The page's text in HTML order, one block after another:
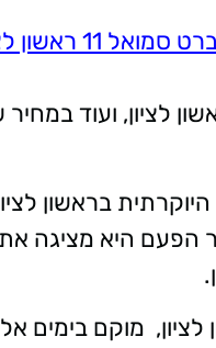
11 ראשון לציון
לציון, ועוד
בראשון
הפעם היא מציגה
מוקם בימים